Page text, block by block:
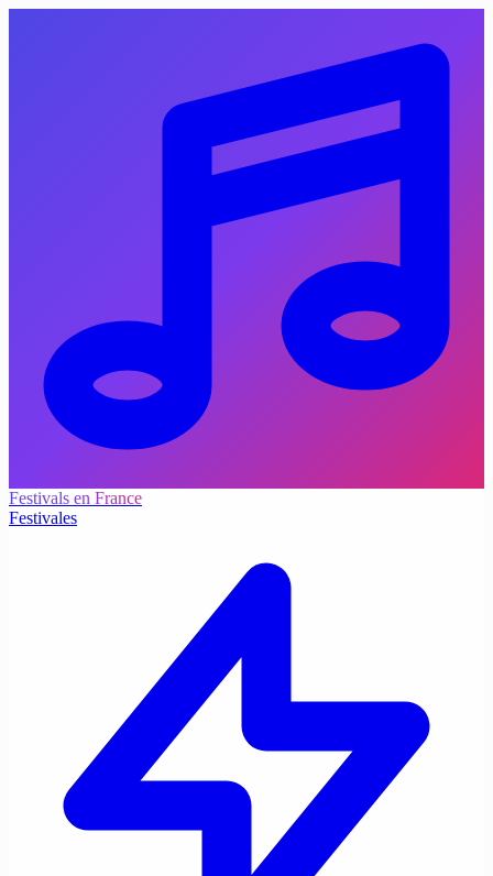
Festivals en France
Festivales